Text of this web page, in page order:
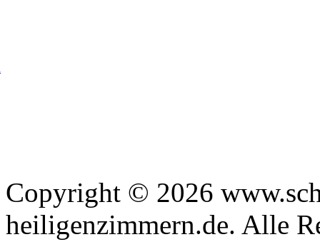
Copyright © 2026
heiligenzimmern.de. Alle